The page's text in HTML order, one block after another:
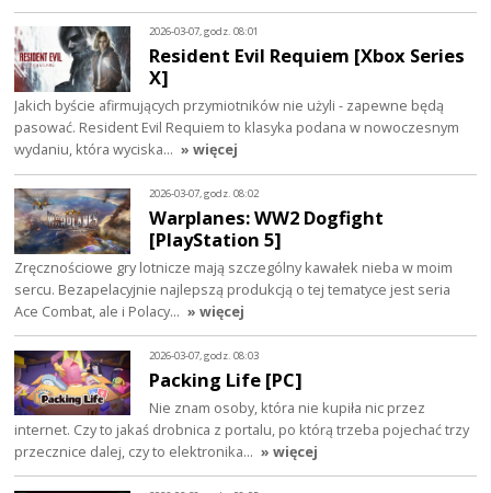
2026-03-07, godz. 08:01
Resident Evil Requiem [Xbox Series
X]
Jakich byście afirmujących przymiotników nie użyli - zapewne będą
pasować. Resident Evil Requiem to klasyka podana w nowoczesnym
wydaniu, która wyciska… » więcej
2026-03-07, godz. 08:02
Warplanes: WW2 Dogfight
[PlayStation 5]
Zręcznościowe gry lotnicze mają szczególny kawałek nieba w moim
sercu. Bezapelacyjnie najlepszą produkcją o tej tematyce jest seria
Ace Combat, ale i Polacy… » więcej
2026-03-07, godz. 08:03
Packing Life [PC]
Nie znam osoby, która nie kupiła nic przez
internet. Czy to jakaś drobnica z portalu, po którą trzeba pojechać trzy
przecznice dalej, czy to elektronika… » więcej